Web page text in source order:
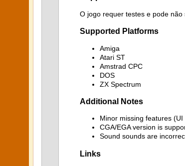
O jogo requer testes e pode
Supported Platforms
Amiga
Atari ST
Amstrad CPC
DOS
ZX Spectrum
Additional Notes
Minor missing features (UI
CGA/EGA version is
Sound sounds are
Links